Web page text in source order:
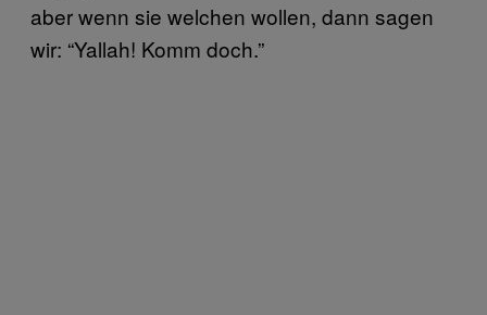
aber wenn sie welchen wollen, dann sagen
wir: “Yallah! Komm doch.”